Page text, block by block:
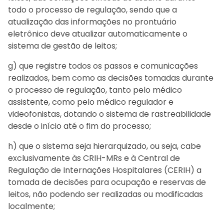
todo o processo de regulação, sendo que a
atualização das informações no prontuário
eletrônico deve atualizar automaticamente o
sistema de gestão de leitos;
g) que registre todos os passos e comunicações
realizados, bem como as decisões tomadas durante
o processo de regulação, tanto pelo médico
assistente, como pelo médico regulador e
videofonistas, dotando o sistema de rastreabilidade
desde o início até o fim do processo;
h) que o sistema seja hierarquizado, ou seja, cabe
exclusivamente às CRIH-MRs e à Central de
Regulação de Internações Hospitalares (CERIH) a
tomada de decisões para ocupação e reservas de
leitos, não podendo ser realizadas ou modificadas
localmente;